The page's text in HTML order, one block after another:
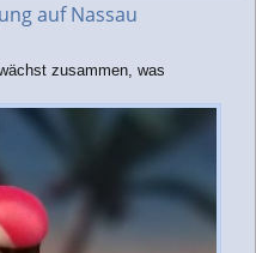
auf Nassau
zusammen, was